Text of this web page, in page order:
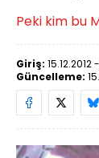
Peki kim bu
Giriş: 15.12.2012
Güncelleme: